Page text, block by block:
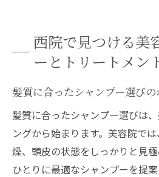
トリートメントが叶え
西院の美容院でのシャ
ントのプロセス
成分から見る西院のお
髪に優しいシャンプー
西院で見つける美
ーとトリートメン
髪質に合ったシャンプー選びの
髪質に合ったシャンプー選びは
ングから始まります。美容院で
燥、頭皮の状態をしっかりと見
ひとりに最適なシャンプーを提